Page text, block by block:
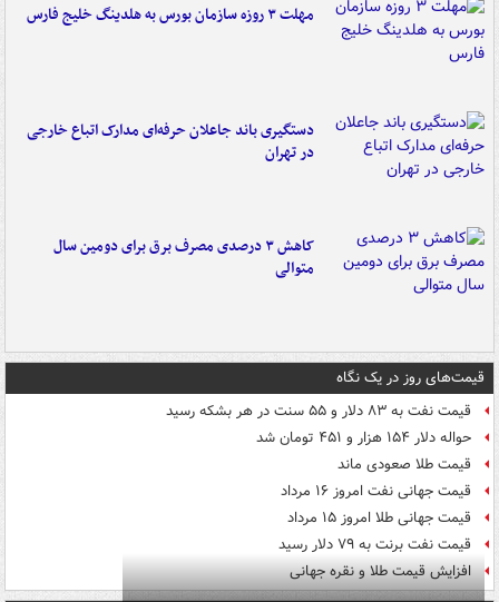
مهلت ۳ روزه سازمان بورس به هلدینگ خلیج فارس
دستگیری باند جاعلان حرفه‌ای مدارک اتباع خارجی
در تهران
کاهش ۳ درصدی مصرف برق برای دومین سال
متوالی
قیمت‌های روز در یک نگاه
قیمت نفت به ۸۳ دلار و ۵۵ سنت در هر بشکه رسید
حواله دلار ۱۵۴ هزار و ۴۵۱ تومان شد
قیمت طلا صعودی ماند
قیمت جهانی نفت امروز ۱۶ مرداد
قیمت جهانی طلا امروز ۱۵ مرداد
قیمت نفت برنت به ۷۹ دلار رسید
افزایش قیمت طلا و نقره جهانی